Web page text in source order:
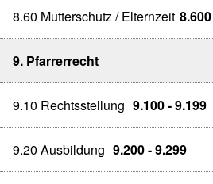
8.60 Mutterschutz / Elternzeit
9. Pfarrerrecht
9.10 Rechtsstellung 9.100 - 9.199
9.20 Ausbildung 9.200 - 9.299